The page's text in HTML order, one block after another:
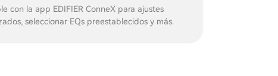
con la app EDIFIER ConneX para ajustes
seleccionar EQs preestablecidos y más.